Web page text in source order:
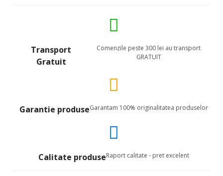
Transport
Gratuit
Comenzile peste 300 lei au transport
GRATUIT
Garantie produseGarantam 100% originalitatea produselor
Calitate produseRaport calitate - pret excelent